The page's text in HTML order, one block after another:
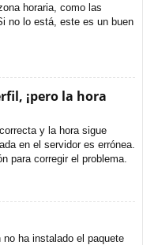
horaria, como las
no lo está, este es un buen
¡pero la hora
y la hora sigue
en el servidor es errónea.
para corregir el problema.
ha instalado el paquete